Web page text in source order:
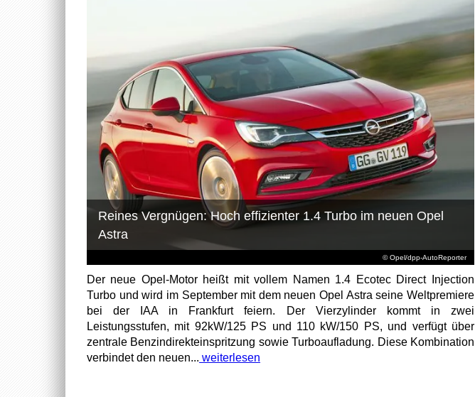
© Opel/dpp-AutoReporter
Reines Vergnügen: Hoch effizienter 1.4 Turbo im neuen Opel
Astra
Der neue Opel-Motor heißt mit vollem Namen 1.4 Ecotec Direct Injection
Turbo und wird im September mit dem neuen Opel Astra seine Weltpremiere
bei der IAA in Frankfurt feiern. Der Vierzylinder kommt in zwei
Leistungsstufen, mit 92kW/125 PS und 110 kW/150 PS, und verfügt über
zentrale Benzindirekteinspritzung sowie Turboaufladung. Diese Kombination
verbindet den neuen... weiterlesen